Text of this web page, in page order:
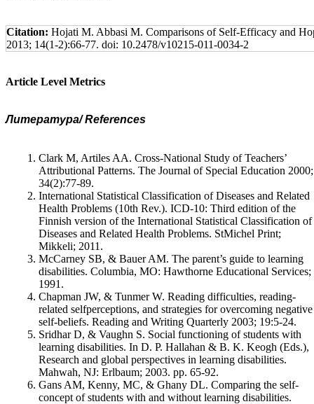
Citation: Hojati M. Abbasi M. Comparisons of Self-Efficacy and
2013; 14(1-2):66-77. doi: 10.2478/v10215-011-0034-2
Article Level Metrics
Литература/ References
Clark M, Artiles AA. Cross-National Study of Teachers’
Attributional Patterns. The Journal of Special Education 2000;
34(2):77-89.
International Statistical Classification of Diseases and Related
Health Problems (10th Rev.). ICD-10: Third edition of the
Finnish version of the International Statistical Classification of
Diseases and Related Health Problems. StMichel Print;
Mikkeli; 2011.
McCarney SB, & Bauer AM. The parent’s guide to learning
disabilities. Columbia, MO: Hawthorne Educational Services;
1991.
Chapman JW, & Tunmer W. Reading difficulties, reading-
related selfpercep­ti­ons, and strategies for overcoming negative
self-beliefs. Reading and Writing Quarterly 2003; 19:5-24.
Sridhar D, & Vaughn S. Social functioning of students with
learning disabilities. In D. P. Hallahan & B. K. Keogh (Eds.),
Research and global perspectives in learning disabilities.
Mahwah, NJ: Erlbaum; 2003. pp. 65-92.
Gans AM, Kenny, MC, & Ghany DL. Comparing the self-
concept of students with and without learning disabilities.